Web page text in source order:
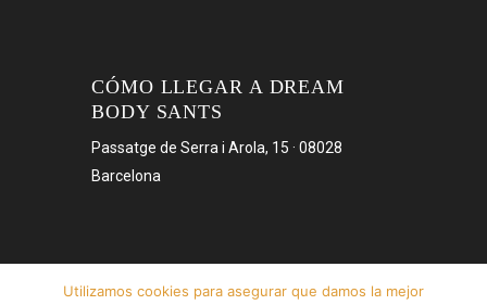
CÓMO LLEGAR A DREAM
BODY SANTS
Passatge de Serra i Arola, 15 · 08028
Barcelona
Utilizamos cookies para asegurar que damos la mejor